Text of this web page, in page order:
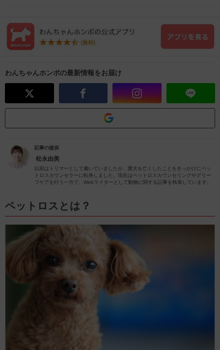
わんちゃんホンポの最新情報をお届け
記事の提供
松永由美
以前はトリマーとして働いていましたが、愛犬を亡くしたことをきっかけにペッ
トロスカウンセラーに転身しました。現在はペットロスカウンセリングやグリー
フケアを行う一方で、Webライターとして動物に関する記事を執筆しています。
ペットロスとは？